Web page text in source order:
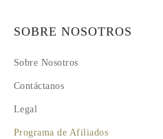
SOBRE NOSOTROS
Sobre Nosotros
Contáctanos
Legal
Programa de Afiliados